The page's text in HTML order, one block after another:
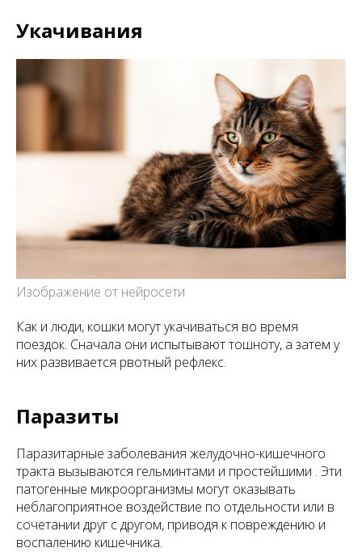
Укачивания
Изображение от нейросети
Как и люди, кошки могут укачиваться во время
поездок. Сначала они испытывают тошноту, а затем у
них развивается рвотный рефлекс.
Паразиты
Паразитарные заболевания желудочно-кишечного
тракта вызываются гельминтами и простейшими . Эти
патогенные микроорганизмы могут оказывать
неблагоприятное воздействие по отдельности или в
сочетании друг с другом, приводя к повреждению и
воспалению кишечника.